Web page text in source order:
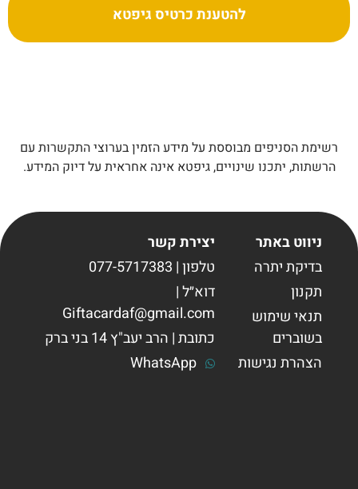
להטענת כרטיס גיפטא
רשימת הסניפים מבוססת על מידע הזמין בערוצי התקשרות עם
הרשתות, יתכנו שינויים, גיפטא אינה אחראית על דיוק המידע.
ניווט באתר
בדיקת יתרה
תקנון
תנאי שימוש
בשוברים
הצהרת נגישות
יצירת קשר
טלפון | 077-5717383
דוא״ל |
Giftacardaf@gmail.com
כתובת | הרב יעב"ץ 14 בני ברק
WhatsApp